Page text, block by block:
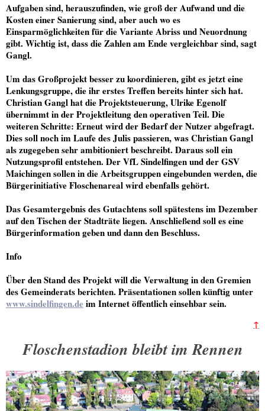
Aufgaben sind, herauszufinden, wie groß der Aufwand und die
Kosten einer Sanierung sind, aber auch wo es
Einsparmöglichkeiten für die Variante Abriss und Neuordnung
gibt. Wichtig ist, dass die Zahlen am Ende vergleichbar sind, sagt
Gangl.
Um das Großprojekt besser zu koordinieren, gibt es jetzt eine
Lenkungsgruppe, die ihr erstes Treffen bereits hinter sich hat.
Christian Gangl hat die Projektsteuerung, Ulrike Egenolf
übernimmt in der Projektleitung den operativen Teil. Die
weiteren Schritte: Erneut wird der Bedarf der Nutzer abgefragt.
Dies soll noch im Laufe des Julis passieren, was Christian Gangl
als zugegeben sehr ambitioniert beschreibt. Daraus soll ein
Nutzungsprofil entstehen. Der VfL Sindelfingen und der GSV
Maichingen sollen in die Arbeitsgruppen eingebunden werden, die
Bürgerinitiative Floschenareal wird ebenfalls gehört.
Das Gesamtergebnis des Gutachtens soll spätestens im Dezember
auf den Tischen der Stadträte liegen. Anschließend soll es eine
Bürgerinformation geben und dann den Beschluss.
Info
Über den Stand des Projekt will die Verwaltung in den Gremien
des Gemeinderats berichten. Präsentationen sollen künftig unter
www.sindelfingen.de im Internet öffentlich einsehbar sein.
↑
Floschenstadion bleibt im Rennen